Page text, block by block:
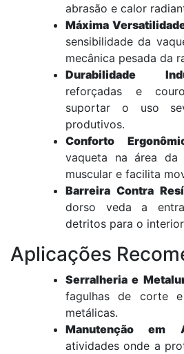
abrasão e calor
Máxima
sensibilidade da
mecânica pesada da
Durabilidade
reforçadas e
suportar o uso
produtivos.
Conforto
vaqueta na área
muscular e facilita
Barreira Contra
dorso veda a
detritos para o
Aplicações
Serralheria e
fagulhas de corte
metálicas.
Manutenção em
atividades onde a